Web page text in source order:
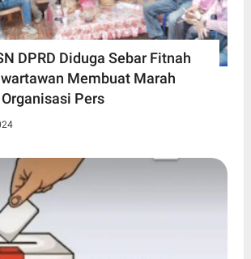
DPRD Diduga Sebar Fitnah
Membuat Marah
Pers